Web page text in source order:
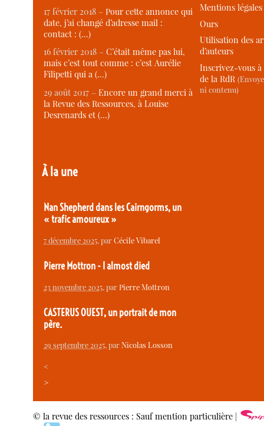
17 février 2018 –Pour cette annonce qui
date, j’ai changé d’adresse mail :
contact : (…)
16 février 2018 –C’était même pas lui,
mais c’est tout comme : c’est Aurélie
Filipetti qui a (…)
29 août 2017 –Encore un grand merci à
la Revue des Ressources, à Louise
Desrenards et (…)
À la une
Nan Shepherd dans les Cairngorms, un
« trafic amoureux »
7 décembre 2025, parCécile Vibarel
Pierre Mottron - I almost died
23 novembre 2025, parPierre Mottron
CASTERUS OUEST, un portrait de mon
père.
29 septembre 2025, parNicolas Losson
<
>
Mentions légales
Ours
Utilisation des
d’auteurs
Inscrivez-vous
de la RdR
ni contenu)
© la revue des ressources : Sauf mention particulière |